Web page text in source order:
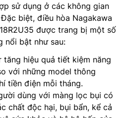
sử dụng ở các không gian
biệt, điều hòa Nagakawa
được trang bị một số
nổi bật như sau:
tăng hiệu quả tiết kiệm năng
với những model thông
tiền điện mỗi tháng.
dùng với màng lọc bụi có
chất độc hại, bụi bẩn, kể cả